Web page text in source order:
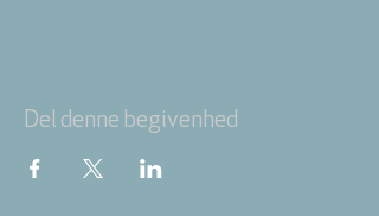
Del denne begivenhed